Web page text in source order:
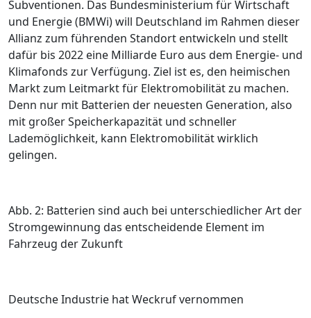
Subventionen. Das Bundesministerium für Wirtschaft
und Energie (BMWi) will Deutschland im Rahmen dieser
Allianz zum führenden Standort entwickeln und stellt
dafür bis 2022 eine Milliarde Euro aus dem Energie- und
Klimafonds zur Verfügung. Ziel ist es, den heimischen
Markt zum Leitmarkt für Elektromobilität zu machen.
Denn nur mit Batterien der neuesten Generation, also
mit großer Speicherkapazität und schneller
Lademöglichkeit, kann Elektromobilität wirklich
gelingen.
Abb. 2: Batterien sind auch bei unterschiedlicher Art der
Stromgewinnung das entscheidende Element im
Fahrzeug der Zukunft
Deutsche Industrie hat ­Weckruf vernommen